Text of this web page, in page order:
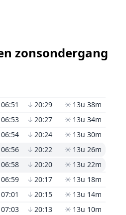
zonsondergang
06:51 ↓ 20:29 ☀ 13u 38m
06:53 ↓ 20:27 ☀ 13u 34m
06:54 ↓ 20:24 ☀ 13u 30m
06:56 ↓ 20:22 ☀ 13u 26m
06:58 ↓ 20:20 ☀ 13u 22m
06:59 ↓ 20:17 ☀ 13u 18m
07:01 ↓ 20:15 ☀ 13u 14m
07:03 ↓ 20:13 ☀ 13u 10m